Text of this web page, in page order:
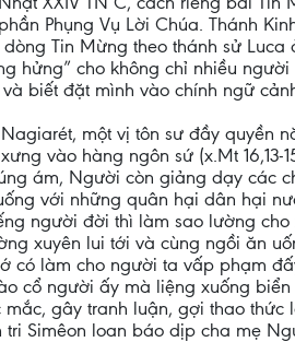
Phụng Vụ Lời Chúa. Thánh
Tin Mừng theo thánh sử
hửng” cho không chỉ nhiều
biết đặt mình vào chính ngữ
một vị tôn sư đầy quyền
vào hàng ngôn sứ (x.Mt
ám, Người còn giảng dạy các
với những quân hại dân hại
người đời thì làm sao lường
xuyên lui tới và cùng ngồi ăn
có làm cho người ta vấp phạm
cổ người ấy mà liệng xuống
gây tranh luận, gợi thao
Simêon loan báo dịp cha mẹ